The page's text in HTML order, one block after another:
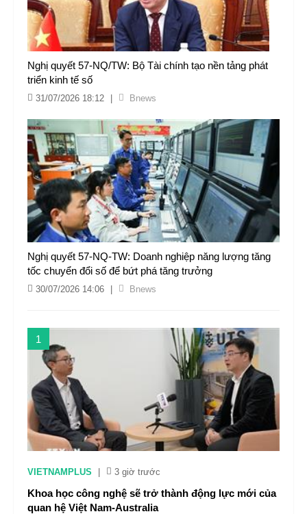
Nghị quyết 57-NQ/TW: Bộ Tài chính tạo nền tảng phát
triển kinh tế số
31/07/2026 18:12 Bnews
Nghị quyết 57-NQ-TW: Doanh nghiệp năng lượng tăng
tốc chuyển đổi số để bứt phá tăng trưởng
30/07/2026 14:06 Bnews
1
VIETNAMPLUS 3 giờ trước
Khoa học công nghệ sẽ trở thành động lực mới của
quan hệ Việt Nam-Australia